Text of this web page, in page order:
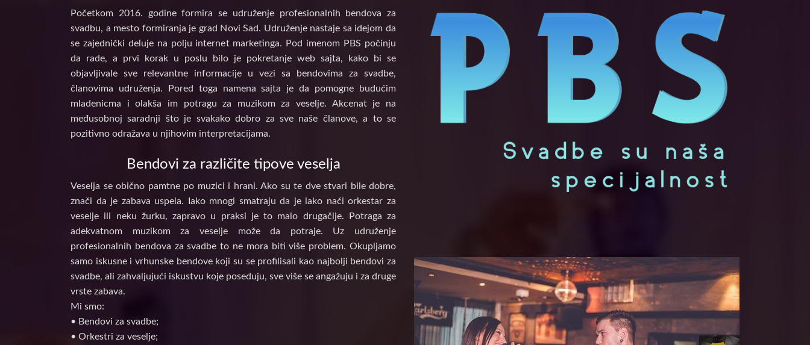
Početkom 2016. godine formira se udruženje profesionalnih bendova za
svadbu, a mesto formiranja je grad Novi Sad. Udruženje nastaje sa idejom da
se zajednički deluje na polju internet marketinga. Pod imenom PBS počinju
da rade, a prvi korak u poslu bilo je pokretanje web sajta, kako bi se
objavljivale sve relevantne informacije u vezi sa bendovima za svadbe,
članovima udruženja. Pored toga namena sajta je da pomogne budućim
mladenicma i olakša im potragu za muzikom za veselje. Akcenat je na
međusobnoj saradnji što je svakako dobro za sve naše članove, a to se
pozitivno odražava u njihovim interpretacijama.
Bendovi za različite tipove veselja
Veselja se obično pamtne po muzici i hrani. Ako su te dve stvari bile dobre,
znači da je zabava uspela. Iako mnogi smatraju da je lako naći orkestar za
veselje ili neku žurku, zapravo u praksi je to malo drugačije. Potraga za
adekvatnom muzikom za veselje može da potraje. Uz udruženje
profesionalnih bendova za svadbe to ne mora biti više problem. Okupljamo
samo iskusne i vrhunske bendove koji su se profilisali kao najbolji bendovi za
svadbe, ali zahvaljujući iskustvu koje poseduju, sve više se angažuju i za druge
vrste zabava.
Mi smo:
• Bendovi za svadbe;
• Orkestri za veselje;